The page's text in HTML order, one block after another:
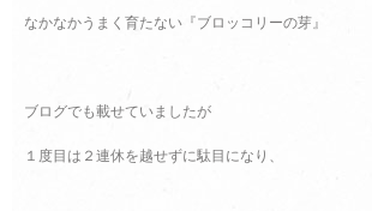
なかなかうまく育たない『ブロッコリーの芽』
ブログでも載せていましたが
１度目は２連休を越せずに駄目になり、